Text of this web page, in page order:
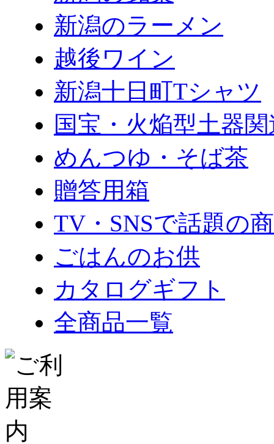
新潟のラーメン
越後ワイン
新潟十日町Tシャツ
国宝・火焔型土器
めんつゆ・そば茶
贈答用箱
TV・SNSで話題の
ごはんのお供
カタログギフト
全商品一覧